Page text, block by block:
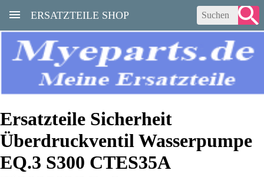
ERSATZTEILE SHOP
Ersatzteile Sicherheit
Überdruckventil Wasserpumpe
EQ.3 S300 CTES35A